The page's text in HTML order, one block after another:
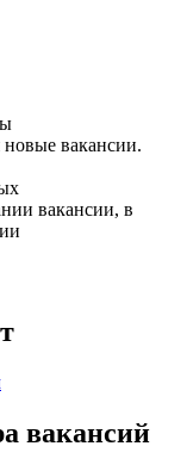
новые вакансии.
вакансии, в
вакансий